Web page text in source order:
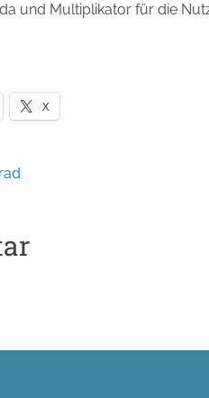
und Multiplikator für die
X